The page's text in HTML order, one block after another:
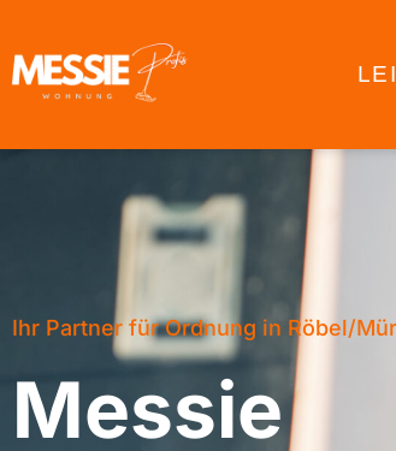
Ihr Partner für Ordnung in Röbel/
Messie